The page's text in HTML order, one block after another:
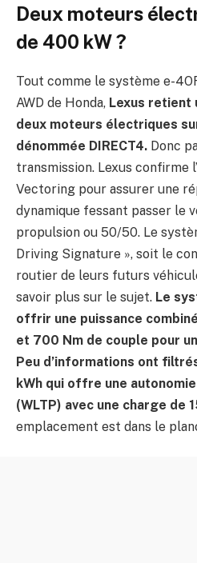
Deux moteurs
de 400 kW ?
Tout comme le système e-
AWD de Honda, Lexus retient
deux moteurs électriques
dénommée DIRECT4. Donc
transmission. Lexus confirme
Vectoring pour assurer une
dynamique fessant passer le
propulsion ou 50/50. Le
Driving Signature », soit le
routier de leurs futurs
savoir plus sur le sujet. Le
offrir une puissance
et 700 Nm de couple pour
Peu d’informations ont
kWh qui offre une
(WLTP) avec une charge de
emplacement est dans le